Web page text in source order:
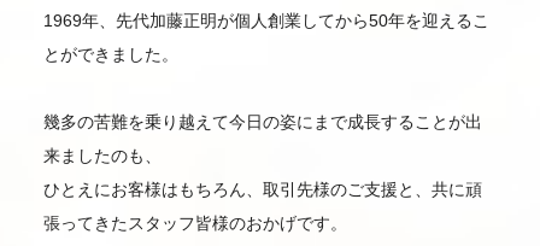
1969年、先代加藤正明が個人創業してから50年を迎えるこ
とができました。
幾多の苦難を乗り越えて今日の姿にまで成長することが出
来ましたのも、
ひとえにお客様はもちろん、取引先様のご支援と、共に頑
張ってきたスタッフ皆様のおかげです。